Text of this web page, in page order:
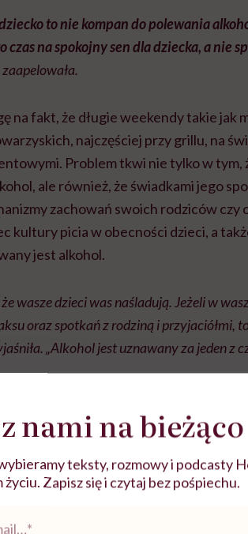
to nie kompan do polewania
czas na spokojny sen dla dziecka, a nie
zaapelowała.
na fakt, że długie weekendy takie jak
najczęściej przy grillu, na
Problem tkwi nie tylko w tym,
ale również, że świadkami jego
zachowań swoich rodziców czy
kultury picia w obecności dzieci, a
jest alkohol.
wasze dzieci was naśladują. Jeżeli w
oraz spotkań z rodziną i przyjaciółmi,
„Alkohol jest uznawany za jeden
nami na bieżąco
teksty, rozmowy i podcasty
Zapisz się i czytaj bez pośpiechu.